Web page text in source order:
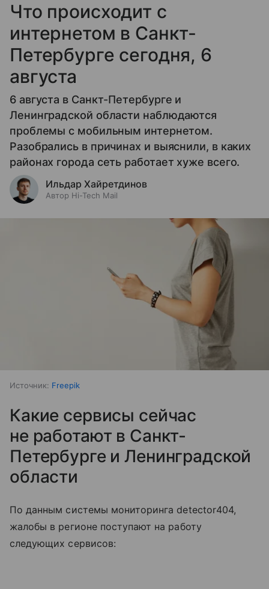
Что происходит с
интернетом в Санкт-
Петербурге сегодня, 6
августа
6 августа в Санкт-Петербурге и
Ленинградской области наблюдаются
проблемы с мобильным интернетом.
Разобрались в причинах и выяснили, в каких
районах города сеть работает хуже всего.
Ильдар Хайретдинов
Автор Hi-Tech Mail
Источник: Freepik
Какие сервисы сейчас
не работают в Санкт-
Петербурге и Ленинградской
области
По данным системы мониторинга detector404,
жалобы в регионе поступают на работу
следующих сервисов: